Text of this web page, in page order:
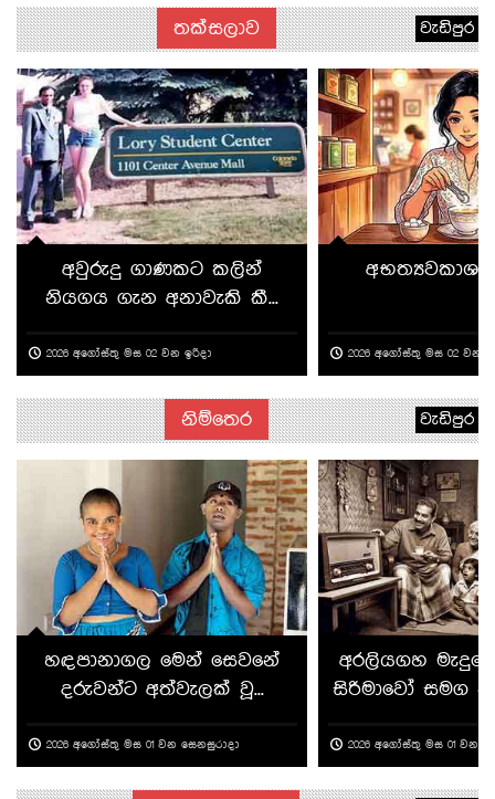
තක්සලාව වැඩිපුර
අවුරුදු ගාණකට කලින්
නියගය ගැන අනාවැකි කී...
2026 අගෝස්තු මස 02 වන ඉරිදා 2026 අගෝස්තු මස 02 වන
නිම්තෙර වැඩිපුර
හඳපානාගල මෙන් සෙවනේ
දරුවන්ට අත්වැලක් වූ...
2026 අගෝස්තු මස 01 වන සෙනසුරාදා
අරලියගහ
සිරිමාවෝ සමග
2026 අගෝස්තු මස 01 වන